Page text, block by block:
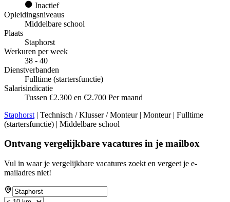
Inactief
Opleidingsniveaus
Middelbare school
Plaats
Staphorst
Werkuren per week
38 - 40
Dienstverbanden
Fulltime (startersfunctie)
Salarisindicatie
Tussen €2.300 en €2.700 Per maand
Staphorst | Technisch / Klusser / Monteur | Monteur | Fulltime
(startersfunctie) | Middelbare school
Ontvang vergelijkbare vacatures in je mailbox
Vul in waar je vergelijkbare vacatures zoekt en vergeet je e-
mailadres niet!